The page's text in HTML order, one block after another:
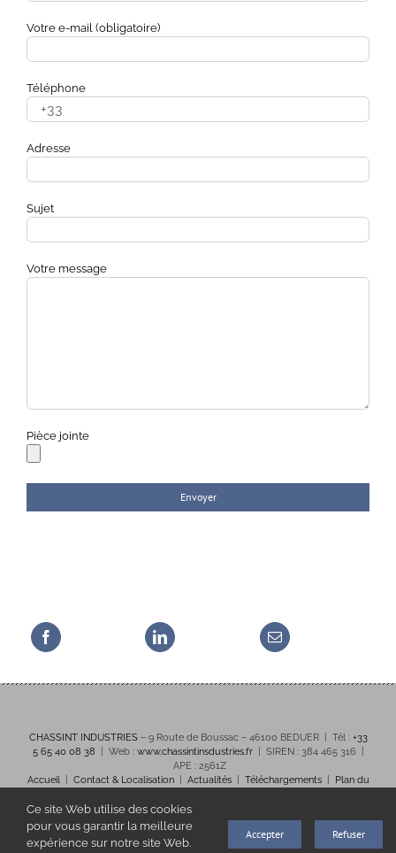
Votre e-mail (obligatoire)
Téléphone
Adresse
Sujet
Votre message
Pièce jointe
CHASSINT INDUSTRIES – 9 Route de Boussac – 46100 BEDUER | Tél : +33
5 65 40 08 38 | Web : www.chassintinsdustries.fr| SIREN : 384 465 316 |
APE : 2561Z
Accueil| Contact & Localisation| Actualités| Téléchargements|
Plan du
Ce site Web utilise des cookies
pour vous garantir la meilleure
expérience sur notre site Web.
Accepter Refuser